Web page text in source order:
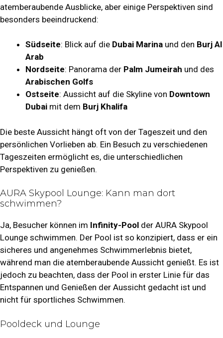
atemberaubende Ausblicke, aber einige Perspektiven sind
besonders beeindruckend:
Südseite: Blick auf die Dubai Marina und den Burj Al
Arab
Nordseite: Panorama der Palm Jumeirah und des
Arabischen Golfs
Ostseite: Aussicht auf die Skyline von Downtown
Dubai mit dem Burj Khalifa
Die beste Aussicht hängt oft von der Tageszeit und den
persönlichen Vorlieben ab. Ein Besuch zu verschiedenen
Tageszeiten ermöglicht es, die unterschiedlichen
Perspektiven zu genießen.
AURA Skypool Lounge: Kann man dort
schwimmen?
Ja, Besucher können im Infinity-Pool der AURA Skypool
Lounge schwimmen. Der Pool ist so konzipiert, dass er ein
sicheres und angenehmes Schwimmerlebnis bietet,
während man die atemberaubende Aussicht genießt. Es ist
jedoch zu beachten, dass der Pool in erster Linie für das
Entspannen und Genießen der Aussicht gedacht ist und
nicht für sportliches Schwimmen.
Pooldeck und Lounge